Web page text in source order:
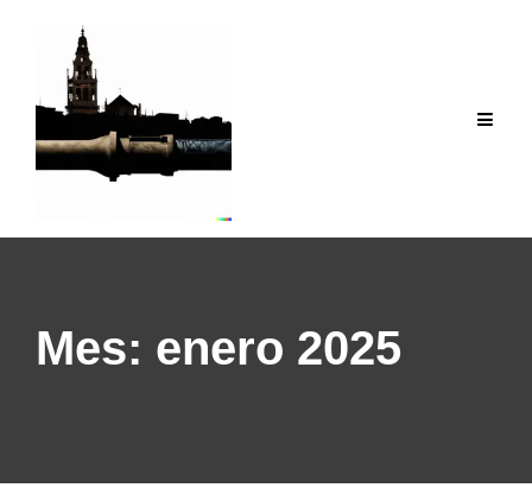
contenido
Mes: enero 2025